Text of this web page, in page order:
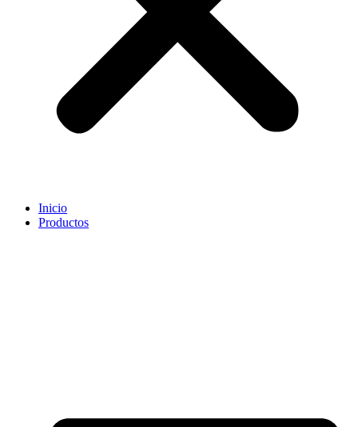
Inicio
Productos